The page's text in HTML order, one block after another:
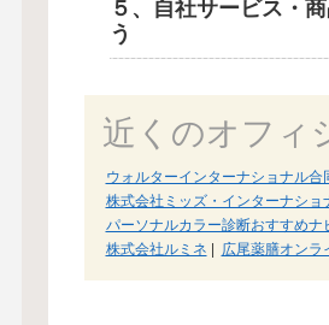
５、自社サービス・
う
近くのオフィ
ウォルターインターナショナル合
株式会社ミッズ・インターナショ
パーソナルカラー診断おすすめナ
株式会社ルミネ
広尾薬膳オンラ